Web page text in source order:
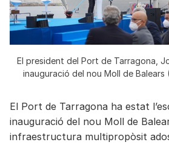
El president del Port de Tarragona,
inauguració del nou Moll de
El Port de Tarragona ha estat
inauguració del nou Moll de
infraestructura multipropòsit